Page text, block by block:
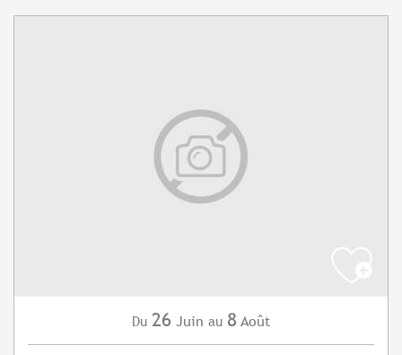
Du 26 Juin au 8 Août